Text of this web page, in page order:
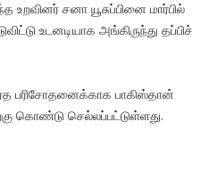
சனா யூசுப்பினை மார்பில்
உடனடியாக அங்கிருந்து தப்பிச்
பரிசோதனைக்காக பாகிஸ்தான்
கொண்டு செல்லப்பட்டுள்ளது.